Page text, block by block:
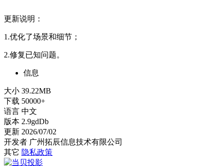
更新说明：
1.优化了场景和细节；
2.修复已知问题。
信息
大小 39.22MB
下载 50000+
语言 中文
版本 2.9gdDb
更新 2026/07/02
开发者 广州拓辰信息技术有限公司
其它 隐私政策